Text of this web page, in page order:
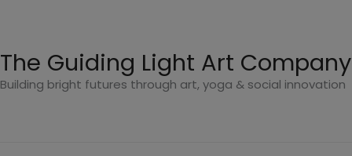
The Guiding Light Art Company
Building bright futures through art, yoga & social innovation